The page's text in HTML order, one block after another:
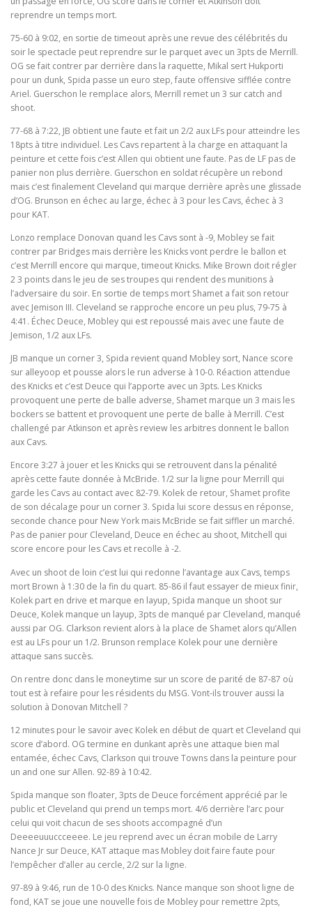
reprendre un temps mort.
75-60 à 9:02, en sortie de timeout après une revue des célébrités du
soir le spectacle peut reprendre sur le parquet avec un 3pts de Merrill.
OG se fait contrer par derrière dans la raquette, Mikal sert Hukporti
pour un dunk, Spida passe un euro step, faute offensive sifflée contre
Ariel. Guerschon le remplace alors, Merrill remet un 3 sur catch and
shoot.
77-68 à 7:22, JB obtient une faute et fait un 2/2 aux LFs pour atteindre les
18pts à titre individuel. Les Cavs repartent à la charge en attaquant la
peinture et cette fois c’est Allen qui obtient une faute. Pas de LF pas de
panier non plus derrière. Guerschon en soldat récupère un rebond
mais c’est finalement Cleveland qui marque derrière après une glissade
d’OG. Brunson en échec au large, échec à 3 pour les Cavs, échec à 3
pour KAT.
Lonzo remplace Donovan quand les Cavs sont à -9, Mobley se fait
contrer par Bridges mais derrière les Knicks vont perdre le ballon et
c’est Merrill encore qui marque, timeout Knicks. Mike Brown doit régler
2 3 points dans le jeu de ses troupes qui rendent des munitions à
l’adversaire du soir. En sortie de temps mort Shamet a fait son retour
avec Jemison III. Cleveland se rapproche encore un peu plus, 79-75 à
4:41. Échec Deuce, Mobley qui est repoussé mais avec une faute de
Jemison, 1/2 aux LFs.
JB manque un corner 3, Spida revient quand Mobley sort, Nance score
sur alleyoop et pousse alors le run adverse à 10-0. Réaction attendue
des Knicks et c’est Deuce qui l’apporte avec un 3pts. Les Knicks
provoquent une perte de balle adverse, Shamet marque un 3 mais les
bockers se battent et provoquent une perte de balle à Merrill. C’est
challengé par Atkinson et après review les arbitres donnent le ballon
aux Cavs.
Encore 3:27 à jouer et les Knicks qui se retrouvent dans la pénalité
après cette faute donnée à McBride. 1/2 sur la ligne pour Merrill qui
garde les Cavs au contact avec 82-79. Kolek de retour, Shamet profite
de son décalage pour un corner 3. Spida lui score dessus en réponse,
seconde chance pour New York mais McBride se fait siffler un marché.
Pas de panier pour Cleveland, Deuce en échec au shoot, Mitchell qui
score encore pour les Cavs et recolle à -2.
Avec un shoot de loin c’est lui qui redonne l’avantage aux Cavs, temps
mort Brown à 1:30 de la fin du quart. 85-86 il faut essayer de mieux finir,
Kolek part en drive et marque en layup, Spida manque un shoot sur
Deuce, Kolek manque un layup, 3pts de manqué par Cleveland, manqué
aussi par OG. Clarkson revient alors à la place de Shamet alors qu’Allen
est au LFs pour un 1/2. Brunson remplace Kolek pour une dernière
attaque sans succès.
On rentre donc dans le moneytime sur un score de parité de 87-87 où
tout est à refaire pour les résidents du MSG. Vont-ils trouver aussi la
solution à Donovan Mitchell ?
12 minutes pour le savoir avec Kolek en début de quart et Cleveland qui
score d’abord. OG termine en dunkant après une attaque bien mal
entamée, échec Cavs, Clarkson qui trouve Towns dans la peinture pour
un and one sur Allen. 92-89 à 10:42.
Spida manque son floater, 3pts de Deuce forcément apprécié par le
public et Cleveland qui prend un temps mort. 4/6 derrière l’arc pour
celui qui voit chacun de ses shoots accompagné d’un
Deeeeuuuccceeee. Le jeu reprend avec un écran mobile de Larry
Nance Jr sur Deuce, KAT attaque mas Mobley doit faire faute pour
l’empêcher d’aller au cercle, 2/2 sur la ligne.
97-89 à 9:46, run de 10-0 des Knicks. Nance manque son shoot ligne de
fond, KAT se joue une nouvelle fois de Mobley pour remettre 2pts,